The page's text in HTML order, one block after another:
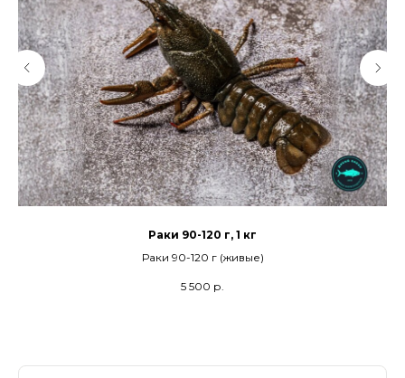
Раки 90-120 г, 1 кг
Раки 90-120 г (живые)
5 500 р.